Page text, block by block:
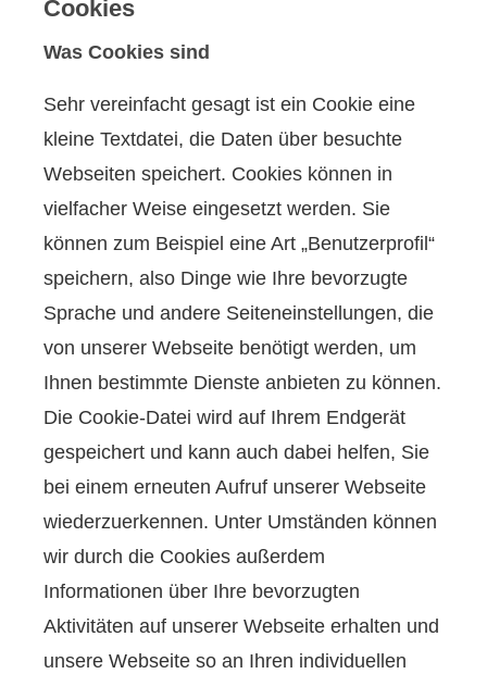
Cookies
Was Cookies sind
Sehr vereinfacht gesagt ist ein Cookie eine
kleine Textdatei, die Daten über besuchte
Webseiten speichert. Cookies können in
vielfacher Weise eingesetzt werden. Sie
können zum Beispiel eine Art „Benutzerprofil“
speichern, also Dinge wie Ihre bevorzugte
Sprache und andere Seiteneinstellungen, die
von unserer Webseite benötigt werden, um
Ihnen bestimmte Dienste anbieten zu können.
Die Cookie-Datei wird auf Ihrem Endgerät
gespeichert und kann auch dabei helfen, Sie
bei einem erneuten Aufruf unserer Webseite
wiederzuerkennen. Unter Umständen können
wir durch die Cookies außerdem
Informationen über Ihre bevorzugten
Aktivitäten auf unserer Webseite erhalten und
unsere Webseite so an Ihren individuellen